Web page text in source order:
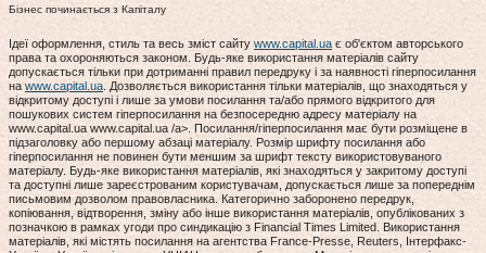
Бізнес починається з Капіталу
Ідеї оформлення, стиль та весь зміст сайту www.capital.ua є об'єктом авторського
права та охороняються законом. Будь-яке використання матеріалів сайту
допускається тільки при дотриманні правил передруку і за наявності гіперпосилання
на www.capital.ua . Дозволяється використання тільки матеріалів, що знаходяться у
відкритому доступі і лише за умови посилання та/або прямого відкритого для
пошукових систем гіперпосилання на безпосередню адресу матеріалу на
www.capital.ua www.capital.ua /a>. Посилання/гіперпосилання має бути розміщене в
підзаголовку або першому абзаці матеріалу. Розмір шрифту посилання або
гіперпосилання не повинен бути меншим за шрифт тексту використовуваного
матеріалу. Будь-яке використання матеріалів, які знаходяться у закритому доступі
та доступні лише зареєстрованим користувачам, допускається лише за попереднім
письмовим дозволом правовласника. Категорично заборонено передрук,
копіювання, відтворення, зміну або інше використання матеріалів, опублікованих з
позначкою в рамках угоди про синдикацію з Financial Times Limited. Використання
матеріалів, які містять посилання на агентства France-Presse, Reuters, Інтерфакс-